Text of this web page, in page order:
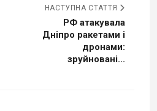
НАСТУПНА СТАТТЯ
РФ атакувала
Дніпро ракетами і
дронами:
зруйновані...